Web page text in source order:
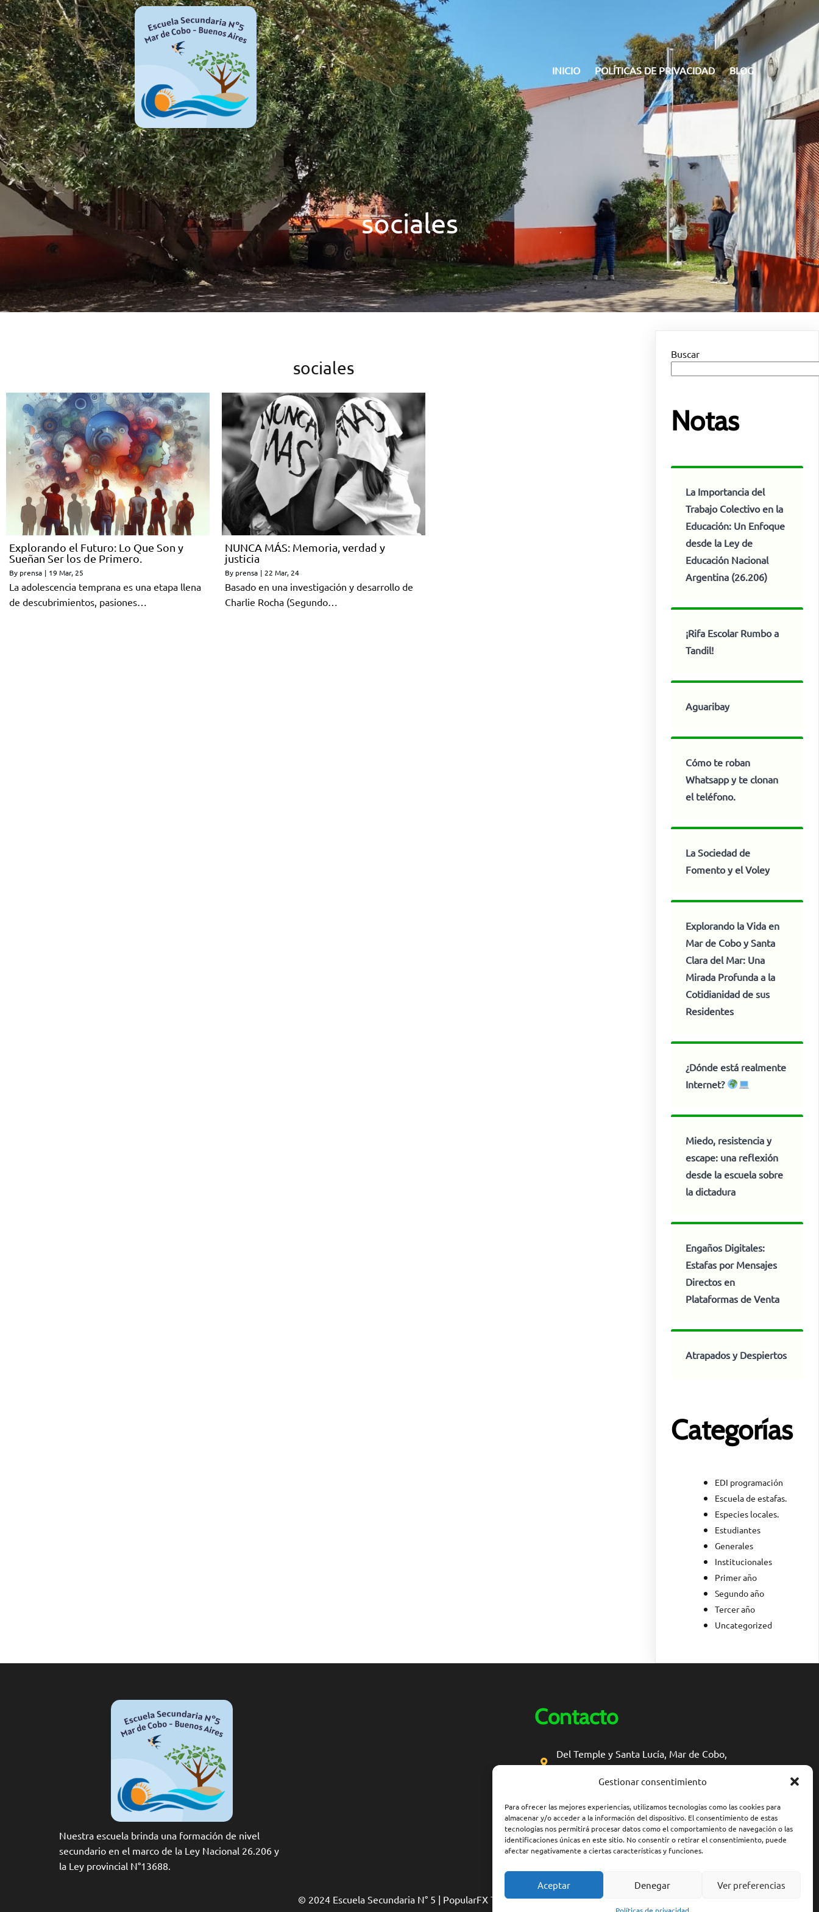
Gestionar consentimiento
Para ofrecer las mejores experiencias, utilizamos tecnologías como las cookies para
almacenar y/o acceder a la información del dispositivo. El consentimiento de estas
tecnologías nos permitirá procesar datos como el comportamiento de navegación o las
identificaciones únicas en este sitio. No consentir o retirar el consentimiento, puede
afectar negativamente a ciertas características y funciones.
Aceptar Denegar Ver preferencias
INICIO POLÍTICAS DE PRIVACIDAD BLOG
sociales
sociales
Explorando el Futuro: Lo Que Son y
Sueñan Ser los de Primero.
By prensa | 19 Mar, 25
La adolescencia temprana es una etapa llena
de descubrimientos, pasiones…
NUNCA MÁS: Memoria, verdad y
justicia
By prensa | 22 Mar, 24
Basado en una investigación y desarrollo de
Charlie Rocha (Segundo…
Buscar
Notas
La Importancia del
Trabajo Colectivo en la
Educación: Un Enfoque
desde la Ley de
Educación Nacional
Argentina (26.206)
¡Rifa Escolar Rumbo a
Tandil!
Aguaribay
Cómo te roban
Whatsapp y te clonan
el teléfono.
La Sociedad de
Fomento y el Voley
Explorando la Vida en
Mar de Cobo y Santa
Clara del Mar: Una
Mirada Profunda a la
Cotidianidad de sus
Residentes
¿Dónde está realmente
Internet?
Miedo, resistencia y
escape: una reflexión
desde la escuela sobre
la dictadura
Engaños Digitales:
Estafas por Mensajes
Directos en
Plataformas de Venta
Atrapados y Despiertos
Categorías
EDI programación
Escuela de estafas.
Especies locales.
Estudiantes
Generales
Institucionales
Primer año
Segundo año
Tercer año
Uncategorized
Nuestra escuela brinda una formación de nivel
secundario en el marco de la Ley Nacional 26.206 y
la Ley provincial N°13688.
Contacto
Del Temple y Santa Lucía, Mar de Cobo,
Provincia de Buenos Aires
secundaria5marchiquita@abc.gob.ar
© 2024 Escuela Secundaria N° 5 | PopularFX Theme